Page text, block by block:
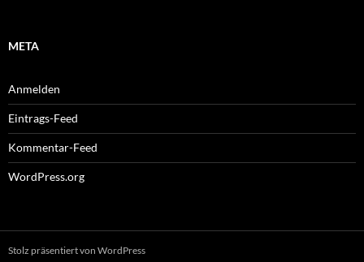
META
Anmelden
Eintrags-Feed
Kommentar-Feed
WordPress.org
Stolz präsentiert von WordPress